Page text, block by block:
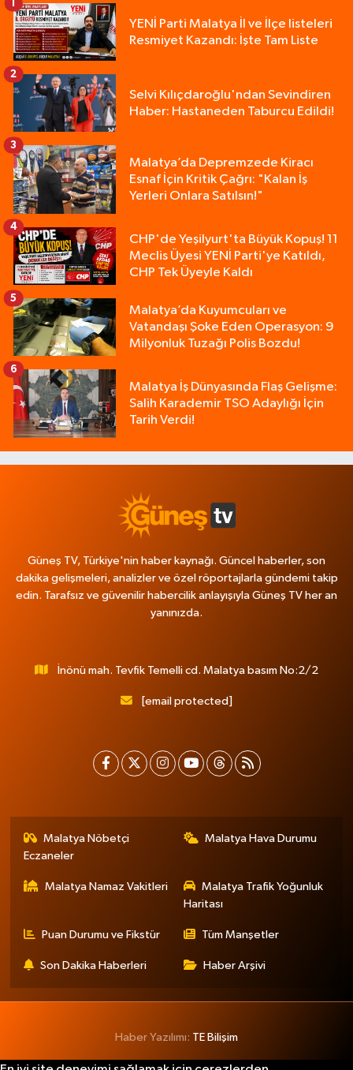
YENİ Parti Malatya İl ve İlçe listeleri
Resmiyet Kazandı: İşte Tam Liste
1
Selvi Kılıçdaroğlu'ndan Sevindiren
Haber: Hastaneden Taburcu Edildi!
2
Malatya’da Depremzede Kiracı
Esnaf İçin Kritik Çağrı: "Kalan İş
Yerleri Onlara Satılsın!"
3
CHP'de Yeşilyurt'ta Büyük Kopuş! 11
Meclis Üyesi YENİ Parti'ye Katıldı,
CHP Tek Üyeyle Kaldı
4
Malatya’da Kuyumcuları ve
Vatandaşı Şoke Eden Operasyon: 9
Milyonluk Tuzağı Polis Bozdu!
5
Malatya İş Dünyasında Flaş Gelişme:
Salih Karademir TSO Adaylığı İçin
Tarih Verdi!
6
Güneş TV, Türkiye'nin haber kaynağı. Güncel haberler, son
dakika gelişmeleri, analizler ve özel röportajlarla gündemi takip
edin. Tarafsız ve güvenilir habercilik anlayışıyla Güneş TV her an
yanınızda.
İnönü mah. Tevfik Temelli cd. Malatya basım No:2/2
[email protected]
Malatya Nöbetçi
Eczaneler
Malatya Hava Durumu
Malatya Namaz Vakitleri
Malatya Trafik Yoğunluk
Haritası
Puan Durumu ve Fikstür Tüm Manşetler
Son Dakika Haberleri Haber Arşivi
Haber Yazılımı: TE Bilişim